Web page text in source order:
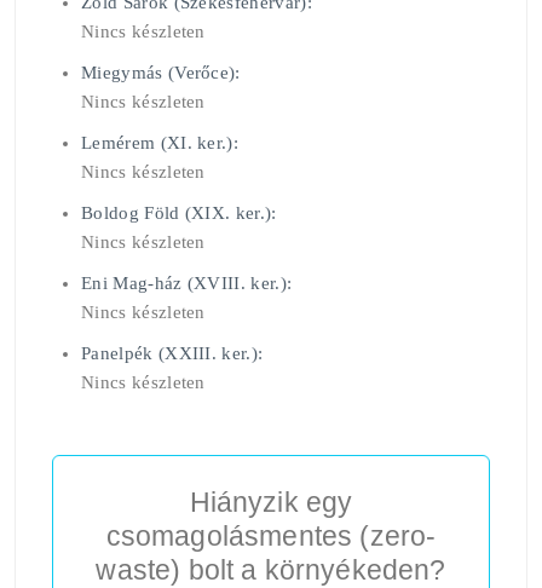
Nincs készleten
Miegymás (Verőce):
Nincs készleten
Lemérem (XI. ker.):
Nincs készleten
Boldog Föld (XIX. ker.):
Nincs készleten
Eni Mag-ház (XVIII. ker.):
Nincs készleten
Panelpék (XXIII. ker.):
Nincs készleten
Hiányzik egy
csomagolásmentes (zero-
waste) bolt a környékeden?